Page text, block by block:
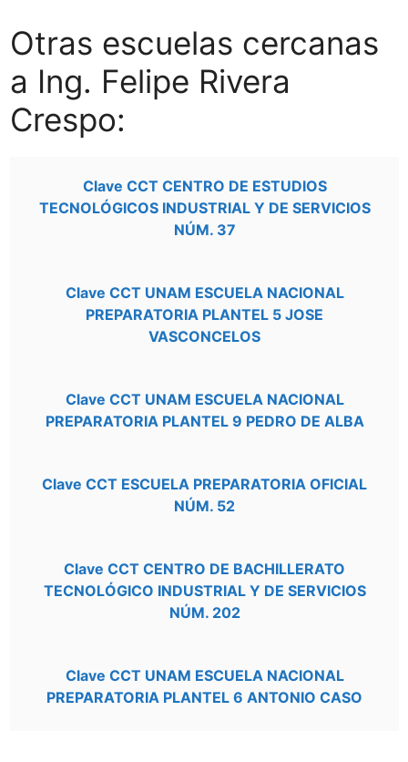
Otras escuelas cercanas
a Ing. Felipe Rivera
Crespo:
Clave CCT CENTRO DE ESTUDIOS
TECNOLÓGICOS INDUSTRIAL Y DE SERVICIOS
NÚM. 37
Clave CCT UNAM ESCUELA NACIONAL
PREPARATORIA PLANTEL 5 JOSE
VASCONCELOS
Clave CCT UNAM ESCUELA NACIONAL
PREPARATORIA PLANTEL 9 PEDRO DE ALBA
Clave CCT ESCUELA PREPARATORIA OFICIAL
NÚM. 52
Clave CCT CENTRO DE BACHILLERATO
TECNOLÓGICO INDUSTRIAL Y DE SERVICIOS
NÚM. 202
Clave CCT UNAM ESCUELA NACIONAL
PREPARATORIA PLANTEL 6 ANTONIO CASO